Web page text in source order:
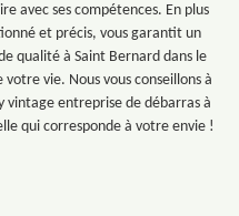
avec ses compétences. En plus
et précis, vous garantit un
qualité à Saint Bernard dans le
vie. Nous vous conseillons à
entreprise de débarras à
qui corresponde à votre envie !